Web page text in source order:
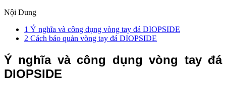
Nội Dung
1 Ý nghĩa và công dụng vòng tay đá DIOPSIDE
2 Cách bảo quản vòng tay đá DIOPSIDE
Ý nghĩa và công dụng vòng tay đá
DIOPSIDE